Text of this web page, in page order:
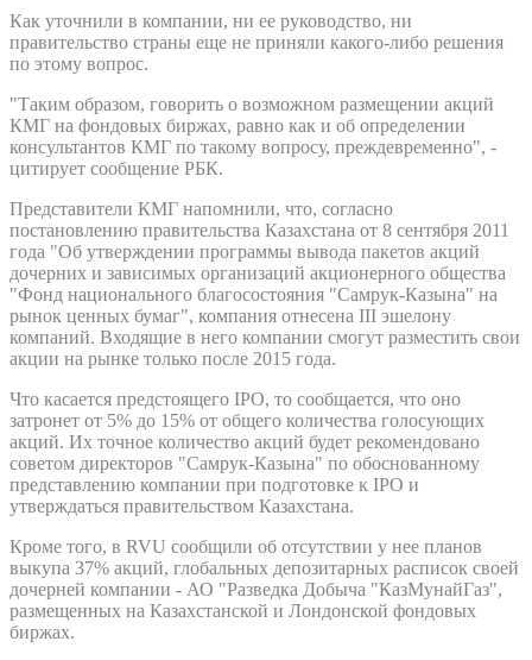
Как уточнили в компании, ни ее руководство, ни
правительство страны еще не приняли какого-либо решения
по этому вопрос.
"Таким образом, говорить о возможном размещении акций
КМГ на фондовых биржах, равно как и об определении
консультантов КМГ по такому вопросу, преждевременно", -
цитирует сообщение РБК.
Представители КМГ напомнили, что, согласно
постановлению правительства Казахстана от 8 сентября 2011
года "Об утверждении программы вывода пакетов акций
дочерних и зависимых организаций акционерного общества
"Фонд национального благосостояния "Самрук-Казына" на
рынок ценных бумаг", компания отнесена III эшелону
компаний. Входящие в него компании смогут разместить свои
акции на рынке только после 2015 года.
Что касается предстоящего IPO, то сообщается, что оно
затронет от 5% до 15% от общего количества голосующих
акций. Их точное количество акций будет рекомендовано
советом директоров "Самрук-Казына" по обоснованному
представлению компании при подготовке к IРО и
утверждаться правительством Казахстана.
Кроме того, в RVU сообщили об отсутствии у нее планов
выкупа 37% акций, глобальных депозитарных расписок своей
дочерней компании - АО "Разведка Добыча "КазМунайГаз",
размещенных на Казахстанской и Лондонской фондовых
биржах.